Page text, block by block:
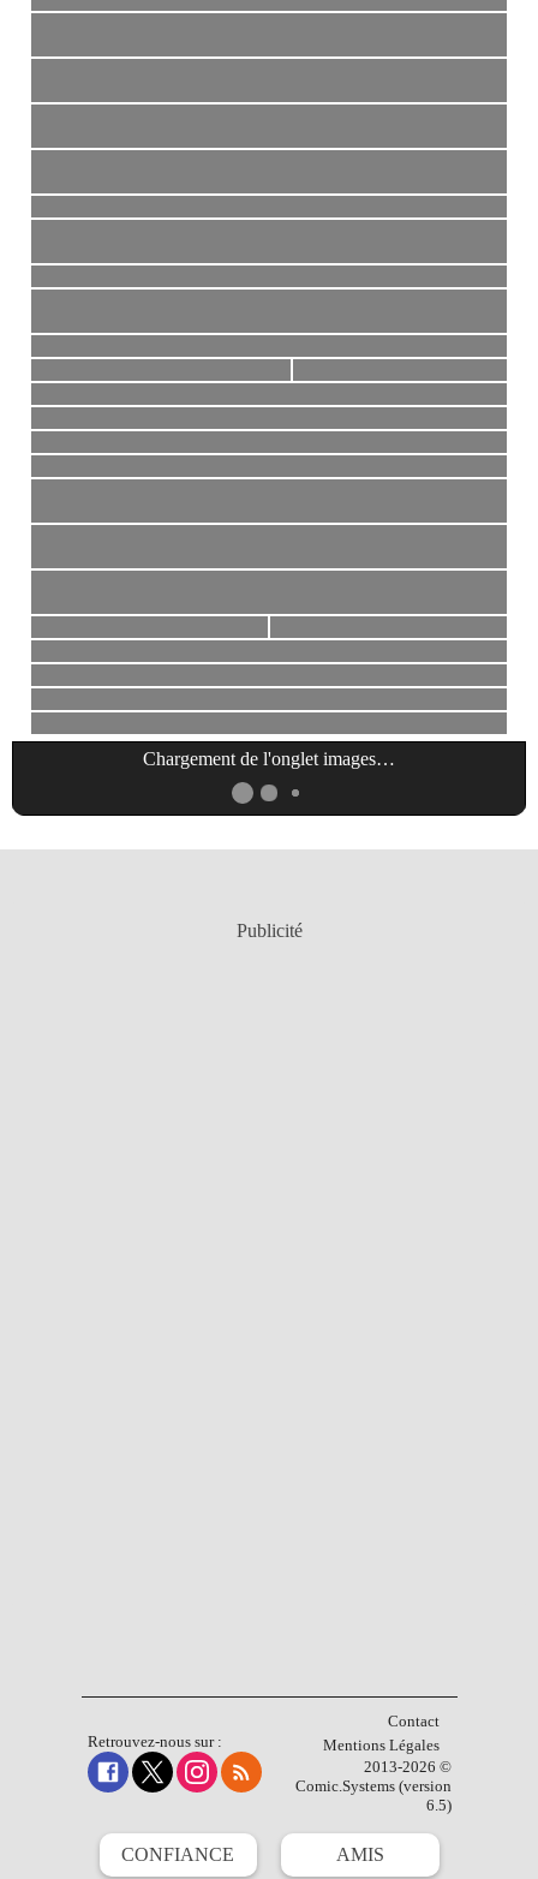
Chargement de l'onglet images…
Publicité
Retrouvez-nous sur :
Contact
Mentions Légales
2013-2026 ©
Comic.Systems (version
6.5)
CONFIANCE AMIS